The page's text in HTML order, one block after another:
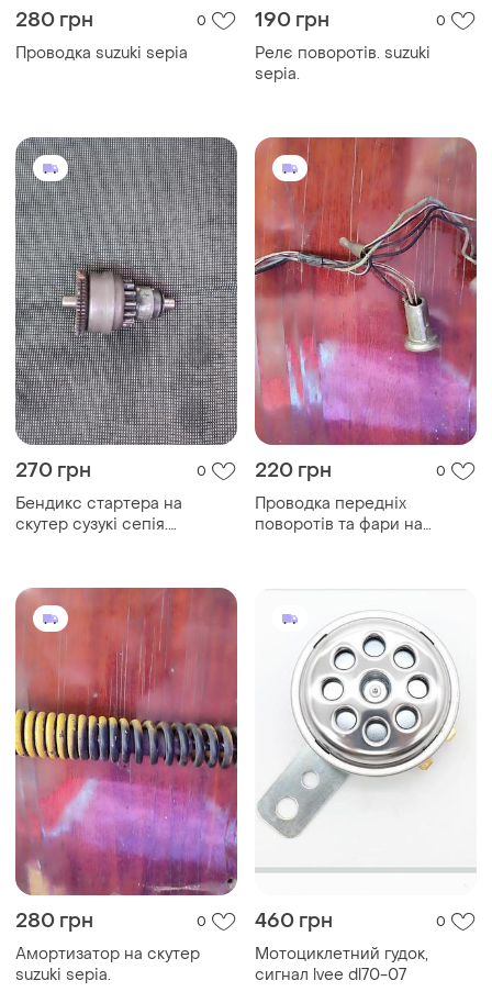
280 грн 0
Проводка suzuki sepia
190 грн 0
Релє поворотів. suzuki
sepia.
270 грн 0
Бендикс стартера на
скутер сузукі сепія.
220 грн 0
Проводка передніх
поворотів та фари на
280 грн 0
Амортизатор на скутер
suzuki sepia.
460 грн 0
Мотоциклетний гудок,
сигнал lvee dl70-07